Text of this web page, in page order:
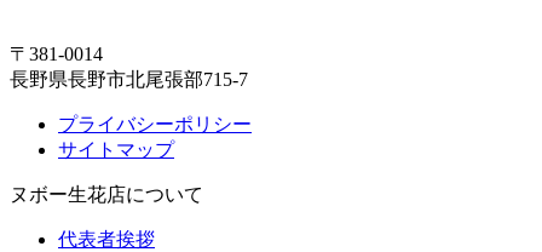
〒381-0014
長野県長野市北尾張部715-7
プライバシーポリシー
サイトマップ
ヌボー生花店について
代表者挨拶